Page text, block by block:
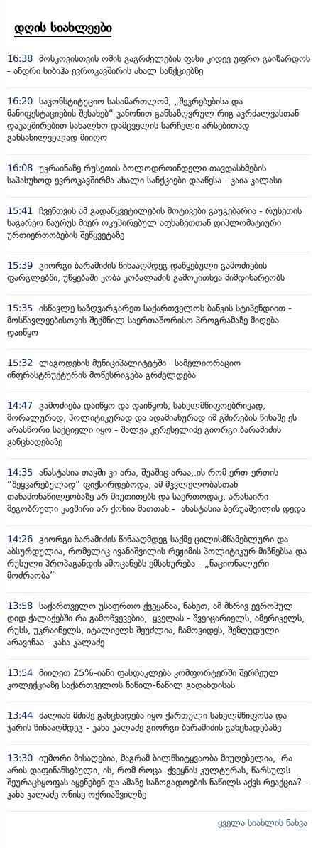
დღის სიახლეები
16:38 მოსკოვისთვის ომის გაგრძელების ფასი კიდევ უფრო გაიზარდოს
- ანდრი სიბიჰა ევროკავშირის ახალ სანქციებზე
16:20 საკონსტიტუციო სასამართლომ, „შეკრებებისა და
მანიფესტაციების შესახებ“ კანონით განსაზღვრულ რიგ აკრძალვასთან
დაკავშირებით სახალხო დამცველის სარჩელი არსებითად
განსახილველად მიიღო
16:08 უკრაინაზე რუსეთის ბოლოდროინდელი თავდასხმების
საპასუხოდ ევროკავშირმა ახალი სანქციები დააწესა - კაია კალასი
15:41
ჩვენთვის ამ გადაწყვეტილების მოტივები გაუგებარია - რუსეთის
საგარეო ნაურუს მიერ ოკუპირებულ აფხაზეთთან დიპლომატიური
ურთიერთობების შეწყვეტაზე
15:39 გიორგი ბარამიძის წინააღმდეგ დაწყებული გამოძიების
ფარგლებში, უწყებაში კობა კობალაძის გამოკითხვა მიმდინარეობს
15:35 ისწავლე საზღვარგარეთ საქართველოს ბანკის სტიპენდიით -
მოსწავლეებისთვის შექმნილ საერთაშორისო პროგრამაზე მიღება
დაიწყო
15:32
ლაგოდეხის მუნიციპალიტეტში სამელიორაციო
ინფრასტრუქტურის მოწესრიგება გრძელდება
14:47 გამოძიება დაიწყო და დაიწყოს, სახელმწიფოებრივად,
მორალურად, პოლიტიკურად და ადამიანურად იმ გმირების წინაშე ეს
არასწორი საქციელი იყო - შალვა კერესელიძე გიორგი ბარამიძის
განცხადებაზე
14:35 ანასტასია თავში კი არა, შუაშიც არაა,.ის რომ ერთ-ერთის
“შეყვარებულად” ფიქსირდებოდა, ამ მკვლელობასთან
თანამონაწილეობაზე არ მიუთითებს და საერთოდაც, არანაირი
მეგობრული კავშირი არ ქონია მათთან - ანასტასია ბერუაშვილის დედა
14:26 გიორგი ბარამიძის წინააღმდეგ საქმე ცილისმწამებლური და
აბსურდულია, რომელიც ივანიშვილის რეჟიმის პოლიტიკურ მიზნებსა და
რუსული პროპაგანდის ამოცანებს ემსახურება - „ნაციონალური
მოძრაობა”
13:58 საქართველო უსაფრთო ქვეყანაა, ნახეთ, ამ მხრივ ევროპულ
დიდ ქალაქებში რა გამოწვევებია, ყველას - შვეიცარიელს, ამერიკელს,
რუსს, უკრაინელს, იტალიელს შეუძლია, ჩამოვიდეს, შეზღუდული
არავინაა - კახა კალაძე
13:54 მიიღეთ 25%-იანი ფასდაკლება კომფორტერში შერჩეულ
კოლექციაზე საქართველოს ნაწილ-ნაწილ გადახდისას
13:44 ძალიან მძიმე განცხადება იყო ქართული სახელმწიფოსა და
ჯარის წინააღმდეგ - კახა კალაძე გიორგი ბარამიძის განცხადებაზე
13:30 იუმორი მისაღებია, მაგრამ ბილწსიტყვაობა მიუღებელია, რა
არის დაფინანსებული, ის, რომ როცა ქვეყნის კულტურას, წარსულს
შეურაცხყოფას აყენებენ და ამაზე საზოგადოების ნაწილს აქვს რეაქცია? -
კახა კალაძე ონისე ოქრიაშვილზე
ყველა სიახლის ნახვა